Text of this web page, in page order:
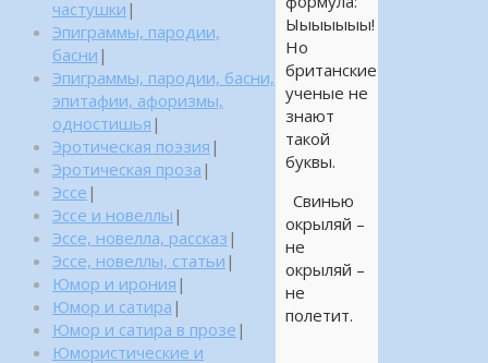
Ыыыыыыы!
Но
британские
ученые не
знают
такой
буквы.
Свинью
окрыляй –
не
окрыляй –
не
полетит.
частушки |
Эпиграммы, пародии,
басни |
Эпиграммы, пародии, басни,
эпитафии, афоризмы,
одностишья |
Эротическая поэзия |
Эротическая проза |
Эссе |
Эссе и новеллы |
Эссе, новелла, рассказ |
Эссе, новеллы, статьи |
Юмор и ирония |
Юмор и сатира |
Юмор и сатира в прозе |
Юмористические и